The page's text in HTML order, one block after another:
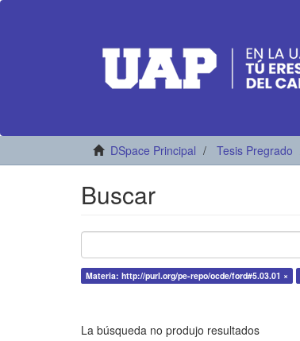
DSpace Principal Tesis Pregrado
Buscar
Materia: http://purl.org/pe-repo/ocde/ford#5.03.01 ×
La búsqueda no produjo resultados